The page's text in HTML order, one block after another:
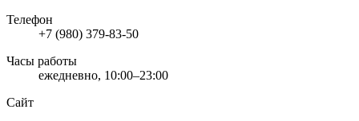
Телефон
+7 (980) 379-83-50
Часы работы
ежедневно, 10:00–23:00
Сайт